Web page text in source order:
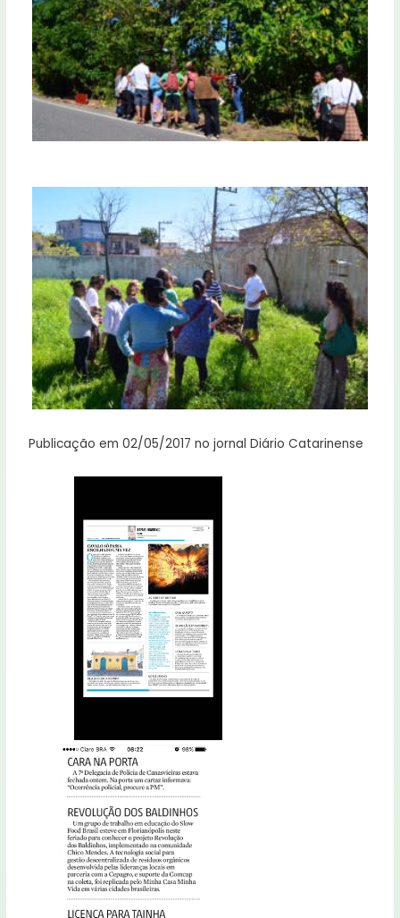
Publicação em 02/05/2017 no jornal Diário Catarinense